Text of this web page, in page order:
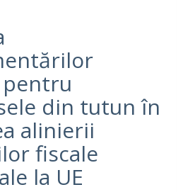
din tutun în
alinierii
fiscale
la UE